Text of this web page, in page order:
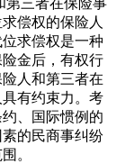
第三者在保险事
偿权的保险人
求偿权是一种
金后，有权行
人和第三者在
有约束力。考
、国际惯例的
的民商事纠纷
。